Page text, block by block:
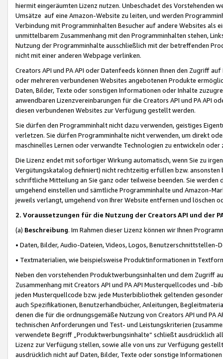
hiermit eingeräumten Lizenz nutzen. Unbeschadet des Vorstehenden
Umsätze auf eine Amazon-Website zu leiten, und werden
Verbindung mit Programminhalten Besucher auf andere Websites als
unmittelbarem Zusammenhang mit den Programminhalten stehen,
Nutzung der Programminhalte ausschließlich mit der betreffenden
nicht mit einer anderen Webpage verlinken.
Creators API und PA API oder Datenfeeds können Ihnen den Zugriff
oder mehreren verbundenen Websites angebotenen Produkte
Daten, Bilder, Texte oder sonstigen Informationen oder Inhalte
anwendbaren Lizenzvereinbarungen für die Creators API und PA API
diesen verbundenen Websites zur Verfügung gestellt werden.
Sie dürfen den Programminhalt nicht dazu verwenden, geistiges
verletzen. Sie dürfen Programminhalte nicht verwenden, um direkt
maschinelles Lernen oder verwandte Technologien zu entwickeln
Die Lizenz endet mit sofortiger Wirkung automatisch, wenn Sie zu
Vergütungskatalog definiert) nicht rechtzeitig erfüllen bzw. ansonsten
schriftliche Mitteilung an Sie ganz oder teilweise beenden. Sie werden
umgehend einstellen und sämtliche Programminhalte und Amazon-
jeweils verlangt, umgehend von Ihrer Website entfernen und löschen
2. Voraussetzungen für die Nutzung der Creators API und der
(a) Beschreibung. Im Rahmen dieser Lizenz können wir Ihnen
• Daten, Bilder, Audio-Dateien, Videos, Logos, Benutzerschnittstellen-
• Textmaterialien, wie beispielsweise Produktinformationen in
Neben den vorstehenden Produktwerbungsinhalten und dem Zugriff
Zusammenhang mit Creators API und PA API Musterquellcodes und
jeden Musterquellcode bzw. jede Musterbibliothek geltenden
auch Spezifikationen, Benutzerhandbücher, Anleitungen,
denen die für die ordnungsgemäße Nutzung von Creators API und PA
technischen Anforderungen und Test- und Leistungskriterien
verwendete Begriff „Produktwerbungsinhalte“ schließt ausdrücklich
Lizenz zur Verfügung stellen, sowie alle von uns zur Verfügung
ausdrücklich nicht auf Daten, Bilder, Texte oder sonstige